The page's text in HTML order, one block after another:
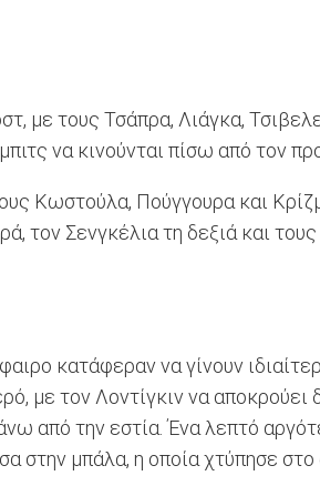
με τους Τσάπρα, Λιάγκα,
να κινούνται πίσω από τον
Κωστούλα, Πούγγουρα και
τον Σενγκέλια τη δεξιά και
κατάφεραν να γίνουν
με τον Λοντίγκιν να αποκρούει
από την εστία. Ένα λεπτό
μπάλα, η οποία χτύπησε στο